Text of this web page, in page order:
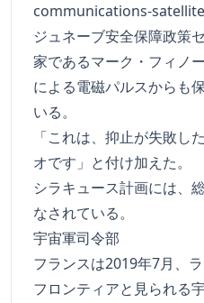
communications-satellite
ジュネーブ安全保障政策
家であるマーク・フィノ
による電磁パルスからも
いる。
「これは、抑止が失敗し
オです」と付け加えた。
シラキュース計画には、
なされている。
宇宙軍司令部
フランスは2019年7月、
フロンティアと見られる